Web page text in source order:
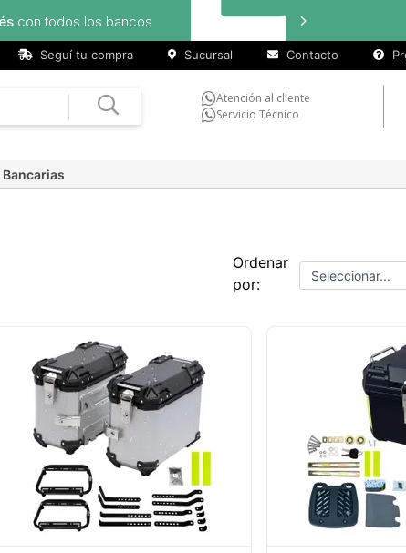
Seguí tu compra Sucursal Contacto
Atención al cliente
Servicio Técnico
Ordenar
por: